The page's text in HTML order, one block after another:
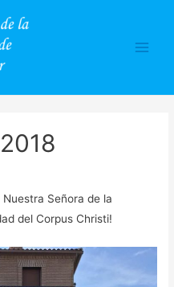
Señora de la
del Corpus Christi!